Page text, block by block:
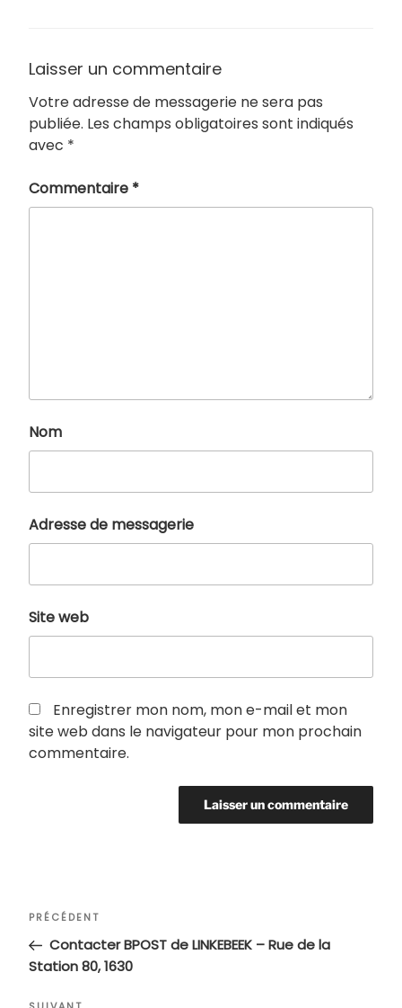
Laisser un commentaire
Votre adresse de messagerie ne sera pas
publiée. Les champs obligatoires sont indiqués
avec *
Commentaire *
Nom
Adresse de messagerie
Site web
Enregistrer mon nom, mon e-mail et mon
site web dans le navigateur pour mon prochain
commentaire.
Navigation
l’article
Article
précédent
PRÉCÉDENT
Contacter BPOST de LINKEBEEK – Rue de la
Station 80, 1630